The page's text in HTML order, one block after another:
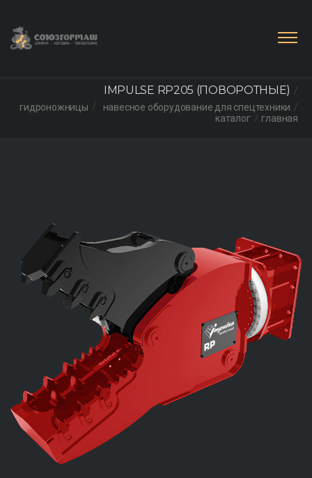
главная
каталог
навесное оборудование для спецтехники
гидроножницы
IMPULSE RP205 (ПОВОРОТНЫЕ)